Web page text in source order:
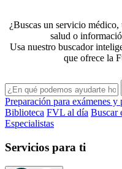
¿Buscas un servicio
salud o
Usa nuestro buscador
que ofrece la
Preparación para exámenes y
Biblioteca FVL al día Buscar
Especialistas
Servicios para ti